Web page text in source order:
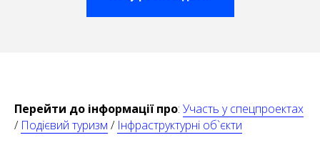
Перейти до інформації про: Участь у спецпроектах
/ Подієвий туризм / Інфраструктурні об`єкти